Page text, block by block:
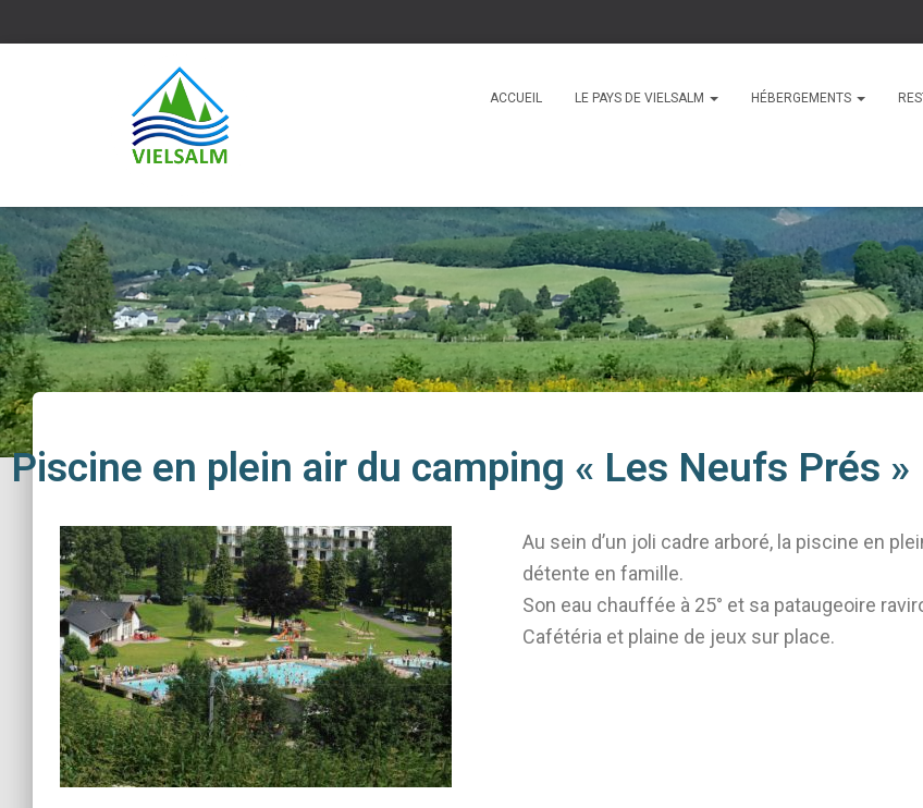
ACCUEIL LE PAYS DE VIELSALM HÉBERGEMENTS
Piscine en plein air du camping « Les Neufs Prés »
Au sein d’un joli cadre arboré, la piscine en
détente en famille.
Son eau chauffée à 25° et sa pataugeoire
Cafétéria et plaine de jeux sur place.